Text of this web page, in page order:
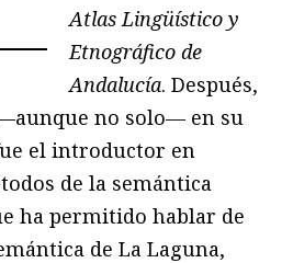
Atlas Lingüístico y
Etnográfico de
Andalucía. Después,
no solo— en su
el introductor en
de la semántica
ha permitido hablar de
de La Laguna,